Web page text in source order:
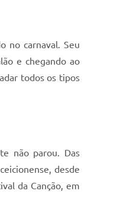
no carnaval. Seu
e chegando ao
todos os tipos
não parou. Das
desde
da Canção, em